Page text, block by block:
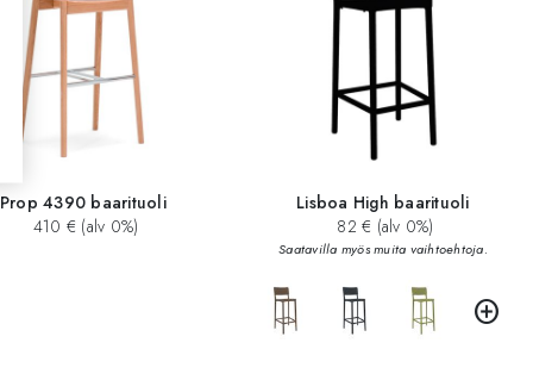
Prop 4390 baarituoli
410 € (alv 0%)
Lisboa High baarituoli
82 € (alv 0%)
Saatavilla myös muita vaihtoehtoja.
add_circle